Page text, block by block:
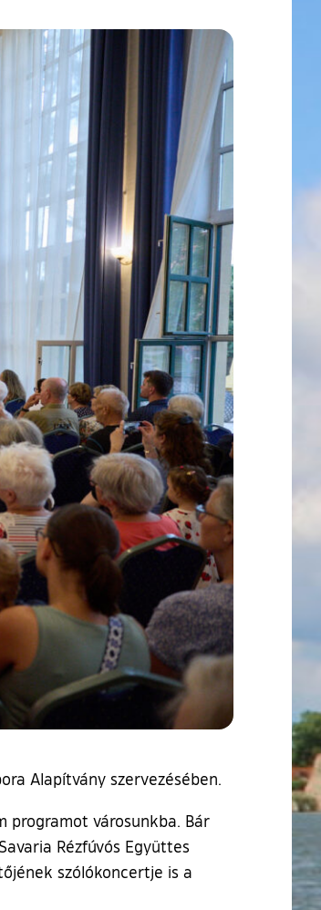
Alapítvány szervezésében.
programot városunkba. Bár
Rézfúvós Együttes
szólókoncertje is a